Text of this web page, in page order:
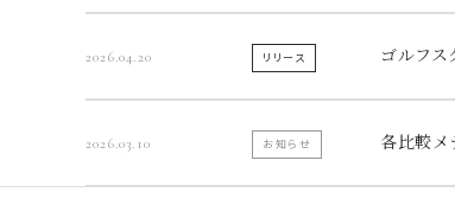
2026.04.20 リリース ゴルフス
2026.03.10 お知らせ 各比較メ